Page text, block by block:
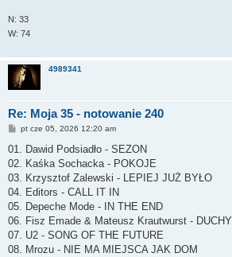
N: 33
W: 74
4989341
Re: Moja 35 - notowanie 240
P
s
pt cze 05, 2026 12:20 am
01. Dawid Podsiadło - SEZON
02. Kaśka Sochacka - POKOJE
03. Krzysztof Zalewski - LEPIEJ JUŻ BYŁO
04. Editors - CALL IT IN
05. Depeche Mode - IN THE END
06. Fisz Emade & Mateusz Krautwurst - DUCHY
07. U2 - SONG OF THE FUTURE
08. Mrozu - NIE MA MIEJSCA JAK DOM